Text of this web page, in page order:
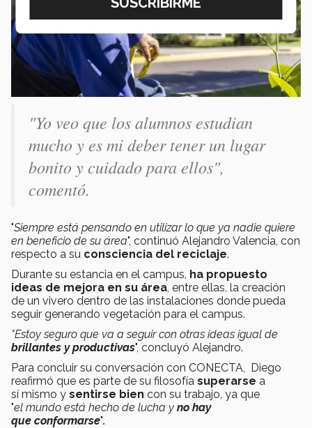
"Yo veo que los alumnos estudian
mucho y es mi deber tener un lugar
bonito y cuidado para ellos",
comentó.
"Siempre está pensando en utilizar lo que ya nadie quiere
en beneficio de su área", continuó Alejandro Valencia, con
respecto a su consciencia del reciclaje.
Durante su estancia en el campus, ha propuesto
ideas de mejora en su área , entre ellas, la creación
de un vivero dentro de las instalaciones donde pueda
seguir generando vegetación para el campus.
"Estoy seguro que va a seguir con otras ideas igual de
brillantes y productivas", concluyó Alejandro.
Para concluir su conversación con CONECTA, Diego
reafirmó que es parte de su filosofía superarse a
sí mismo y sentirse bien con su trabajo, ya que
"el mundo está hecho de lucha y no hay
que conformarse".